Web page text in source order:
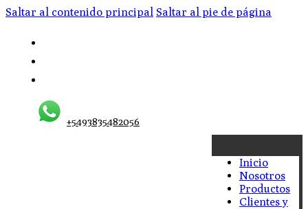
Saltar al contenido principal Saltar al pie de página
+5493835482056
Inicio
Nosotros
Productos
Clientes y